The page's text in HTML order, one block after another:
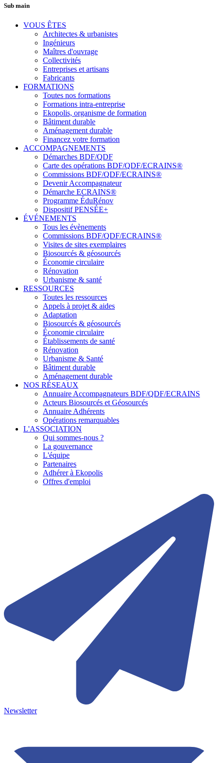
Sub main
VOUS ÊTES
Architectes & urbanistes
Ingénieurs
Maîtres d'ouvrage
Collectivités
Entreprises et artisans
Fabricants
FORMATIONS
Toutes nos formations
Formations intra-entreprise
Ekopolis, organisme de formation
Bâtiment durable
Aménagement durable
Financez votre formation
ACCOMPAGNEMENTS
Démarches BDF/QDF
Carte des opérations BDF/QDF/ECRAINS®
Commissions BDF/QDF/ECRAINS®
Devenir Accompagnateur
Démarche ECRAINS®
Programme ÉduRénov
Dispositif PENSÉE+
ÉVÉNEMENTS
Tous les évènements
Commissions BDF/QDF/ECRAINS®
Visites de sites exemplaires
Biosourcés & géosourcés
Économie circulaire
Rénovation
Urbanisme & santé
RESSOURCES
Toutes les ressources
Appels à projet & aides
Adaptation
Biosourcés & géosourcés
Économie circulaire
Établissements de santé
Rénovation
Urbanisme & Santé
Bâtiment durable
Aménagement durable
NOS RÉSEAUX
Annuaire Accompagnateurs BDF/QDF/ECRAINS
Acteurs Biosourcés et Géosourcés
Annuaire Adhérents
Opérations remarquables
L'ASSOCIATION
Qui sommes-nous ?
La gouvernance
L'équipe
Partenaires
Adhérer à Ekopolis
Offres d'emploi
Newsletter